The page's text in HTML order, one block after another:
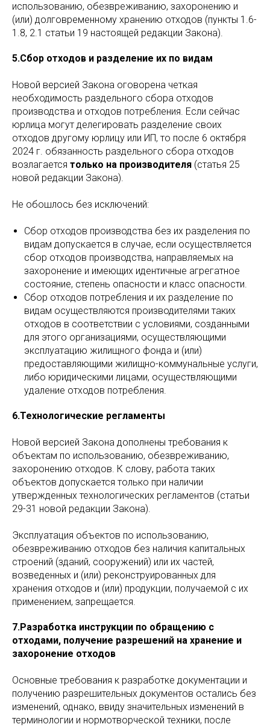
использованию, обезвреживанию, захоронению и
(или) долговременному хранению отходов (пункты 1.6-
1.8, 2.1 статьи 19 настоящей редакции Закона).
5.Сбор отходов и разделение их по видам
Новой версией Закона оговорена четкая
необходимость раздельного сбора отходов
производства и отходов потребления. Если сейчас
юрлица могут делегировать разделение своих
отходов другому юрлицу или ИП, то после 6 октября
2024 г. обязанность раздельного сбора отходов
возлагается только на производителя (статья 25
новой редакции Закона).
Не обошлось без исключений:
Сбор отходов производства без их разделения по
видам допускается в случае, если осуществляется
сбор отходов производства, направляемых на
захоронение и имеющих идентичные агрегатное
состояние, степень опасности и класс опасности.
Сбор отходов потребления и их разделение по
видам осуществляются производителями таких
отходов в соответствии с условиями, созданными
для этого организациями, осуществляющими
эксплуатацию жилищного фонда и (или)
предоставляющими жилищно-коммунальные услуги,
либо юридическими лицами, осуществляющими
удаление отходов потребления.
6.Технологические регламенты
Новой версией Закона дополнены требования к
объектам по использованию, обезвреживанию,
захоронению отходов. К слову, работа таких
объектов допускается только при наличии
утвержденных технологических регламентов (статьи
29-31 новой редакции Закона).
Эксплуатация объектов по использованию,
обезвреживанию отходов без наличия капитальных
строений (зданий, сооружений) или их частей,
возведенных и (или) реконструированных для
хранения отходов и (или) продукции, получаемой с их
применением, запрещается.
7.Разработка инструкции по обращению с
отходами, получение разрешений на хранение и
захоронение отходов
Основные требования к разработке документации и
получению разрешительных документов остались без
изменений, однако, ввиду значительных изменений в
терминологии и нормотворческой техники, после